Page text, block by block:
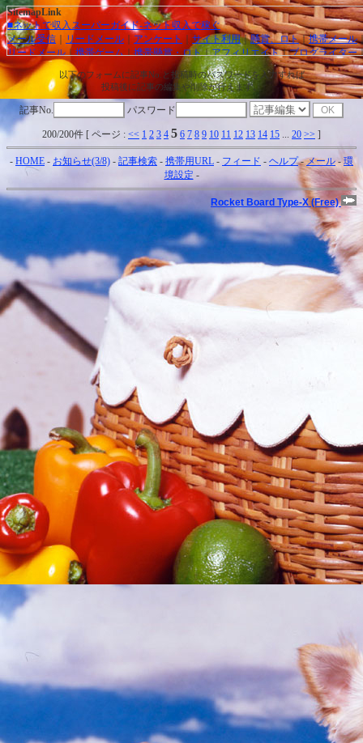
SitemapLink
■ネットで収入スーパーガイド-ネット収入で稼ぐ
メール受信 ｜ リードメール ｜アンケート ｜ サイト利用｜懸賞、ロト｜携帯メール
リードメール ｜ 携帯ゲーム ｜ 携帯懸賞・ロト｜アフィリエイト｜ブログライター
ック保証｜ リンクスタッフ 携帯広告｜ アダルト広告 カジノ広告｜キャッシン
レジットカード｜治験モニター｜オンラインカジノ｜高収入バイトチャットレデ
パチンコ攻略法｜お得・裏情報｜ 交換バナー｜トラフィックエクスチェンジ｜FX
貨投資）｜ 収入実績｜収入ブログ/日記 月極広告｜ネット収入ニュー
■オンラインカジノ☆スーパーガイド-インターネットカジノ攻略法
Gambling Federation/ギャンブリングフェデレーション｜Grand Virtual/グランドバー
ル｜Playtech/プレイテック｜Microgaming/マイクロゲーミング｜CryptoLogic/クリ
ジック
Random Logic/ランダムロジック｜ カジノアフィリエイト ｜ オンラインカ
人気投票｜オンラインカジノニュース
■★オンラインカジノKINGDOM★-ネットカジノ 必勝
Casino Fantasy・カジノファンタジー｜Casino Lux・カジノラックス ｜Casino
Blackjack Club・ブラックジャッククラブ｜InterCasino・イン
ジノ｜
オンラインカジノニュース
■オンラインカジノポータル-オンラインカジノファンの攻略法・必勝法
オンラインカジノブログ｜
■オンラインカジノ☆攻略必勝ガイド
お勧めオンラインカジノ
777Baby CASINO/ラッキーベイビーカジノ ｜Eurogrand
casino/ユーログランドカジノ
32Vegas Casino/32ベガスカジノ｜iBig Casino/アイ
｜Club Dice Casino/クラブダイスカジノ ｜
Zipang Casino / ジパングカジノ
Kiwi Casino / キーウィカジノ
King Neptune's Casino/キングネプチューンズカジノ
Golden Riviera Casino/ゴールデンリヴィエラカジノ
Sun Vegas Casino/サンベガスカジノ カジノ・オン・ネット/888.com
Video Poker Classic/ビデオポーカークラシック
ベレストカジノ（Everest Casino）
Casino Glamour/カジノグラマー
ジノトレジャー
■携帯カジノスーパーガイド-携帯オンラインカジノ｜
■アフィリエイトガイド｜携帯アフィリエイトガイド｜アダルトアフィリエイト
｜オンラインカジノアフィリエイト ｜広告主/マーチャントのアフィリエイト導入
ド ｜
■リードメールスーパーガイド｜ad4u詳細
■ネット収入NAVI
■治験モニターガイド～治験バイト＆ボランティア募集情報！
■携帯で収入ｽｰﾊﾟｰｶﾞｲﾄﾞ-携帯で稼ぐ ｼﾞｬﾊﾟﾝﾈｯﾄ銀行ｶﾞｲﾄﾞ携帯｜ｲｰﾊﾞﾝｸ銀行ｶﾞｲﾄ
｜携帯ﾘｰﾄﾞﾒｰﾙｶﾞｲﾄﾞ-ﾗﾝｷﾝｸﾞ
携帯で稼ぐ方法
■携帯ｱﾌｨﾘｴｲﾄｽｰﾊﾟｰｶﾞｲﾄﾞ-携帯広告
携帯ライフ｜携帯占い館｜携帯で占い｜携帯ﾌﾞﾛｸﾞﾅﾋﾞ｜携帯ﾈｯﾄ株ｶﾞｲﾄﾞ～初心者
取引,FXﾄﾚｰﾄﾞ,投資信託
■イーバンク/eBANK銀行
NETeller（ネッテラー）口座開設・利用法詳細
トライフ
楳図かずお漫画
携帯サイトマップ｜更新情報
ネット収入日記
グ
げん玉+げんﾓﾊﾞの攻略・稼ぎ方 ・ M｜
●賞金付きランキング｜質問掲示板｜交互ランクリ掲示板
ネット収入攻略掲示板
以下のフォームに記事No.と投稿時のパスワードを入力すれば
投稿後に記事の編集や削除が行えます。
記事No. パスワード
200/200件 [ ページ : << 1 2 3 4 5 6 7 8 9 10 11 12 13 14 15 20 >> ]
- HOME - お知らせ(3/8) - 記事検索 - 携帯用URL - フィード - ヘルプ-メール-環
境設定 -
Rocket Board Type-X (Free)